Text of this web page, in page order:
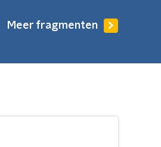
Meer fragmenten